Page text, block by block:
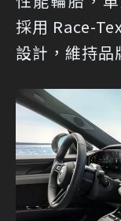
採用 Race-
設計，維持品